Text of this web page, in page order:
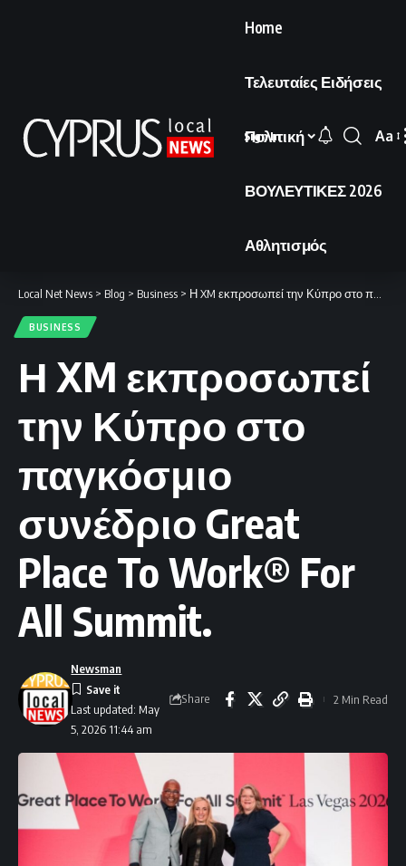
Home
Τελευταίες Ειδήσεις
Πολιτική
ΒΟΥΛΕΥΤΙΚΕΣ 2026
Αθλητισμός
Sign In
Font
Aa
Local Net News > Blog > Business > Η XM εκπροσωπεί την Κύπρο στο παγκόσμιο συνέδριο Great Place To Work® For All Summit.
BUSINESS
Η XM εκπροσωπεί
την Κύπρο στο
παγκόσμιο
συνέδριο Great
Place To Work® For
All Summit.
Last updated: May
5, 2026 11:44 am
Newsman
Share 2 Min Read